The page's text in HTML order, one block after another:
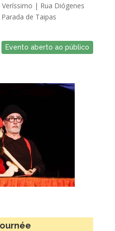
| Rua Diógenes
de Taipas
Evento aberto ao público